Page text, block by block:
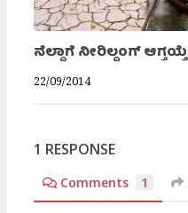
ನೆಲ್ದಾಗೆ ನೀರಿಲ್ದಂಗ್ ಆಗ್ತಯ್ತೆ
22/09/2014
1 RESPONSE
Comments 1